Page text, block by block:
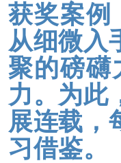
获奖案例
从细微入
聚的磅礴
力。为此
展连载，
习借鉴。